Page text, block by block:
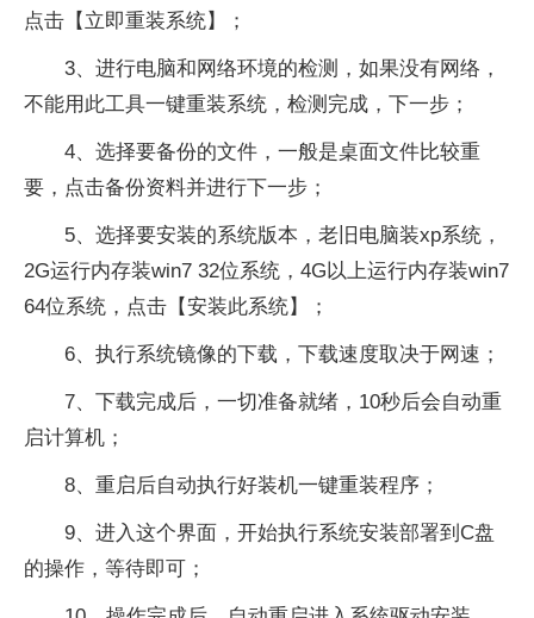
点击【立即重装系统】；
3、进行电脑和网络环境的检测，如果没有网络，
不能用此工具一键重装系统，检测完成，下一步；
4、选择要备份的文件，一般是桌面文件比较重
要，点击备份资料并进行下一步；
5、选择要安装的系统版本，老旧电脑装xp系统，
2G运行内存装win7 32位系统，4G以上运行内存装win7
64位系统，点击【安装此系统】；
6、执行系统镜像的下载，下载速度取决于网速；
7、下载完成后，一切准备就绪，10秒后会自动重
启计算机；
8、重启后自动执行好装机一键重装程序；
9、进入这个界面，开始执行系统安装部署到C盘
的操作，等待即可；